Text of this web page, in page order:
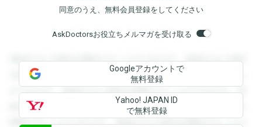
同意のうえ、無料会員登録をしてください
AskDoctorsお役立ちメルマガを受け取る
登録すると回答を閲覧することができます。登録すると回答
を閲覧することができます。登録すると回答を閲覧すること
ができます。登録すると回答を閲覧することができます。登
録すると回答を閲覧することができます。登録すると回答を
閲覧することができます。登録すると回答を閲覧することが
Googleアカウントで
無料登録
Yahoo! JAPAN ID
で無料登録